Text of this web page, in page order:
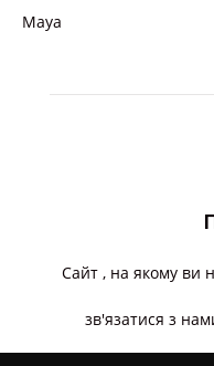
Maya
Cайт , на якому ви
зв'язатися з